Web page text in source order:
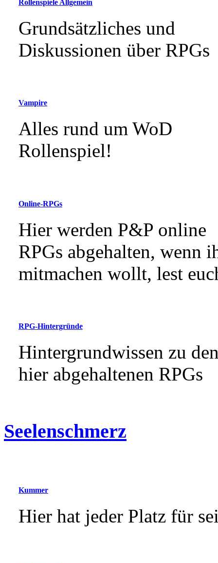
Rollenspiele Allgemein
Grundsätzliches und
Diskussionen über RPGs
Vampire
Alles rund um WoD
Rollenspiel!
Online-RPGs
Hier werden P&P online
RPGs abgehalten, wenn
mitmachen wollt, lest
RPG-Hintergründe
Hintergrundwissen zu
hier abgehaltenen RPGs
Seelenschmerz
Kummer
Hier hat jeder Platz für